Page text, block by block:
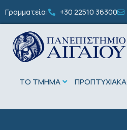
Γραμματεία: +30 22510 36300
ΤΟ ΤΜΗΜΑ ΠΡΟΠΤΥΧΙΑΚΑ